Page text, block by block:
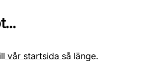
vår startsida så länge.